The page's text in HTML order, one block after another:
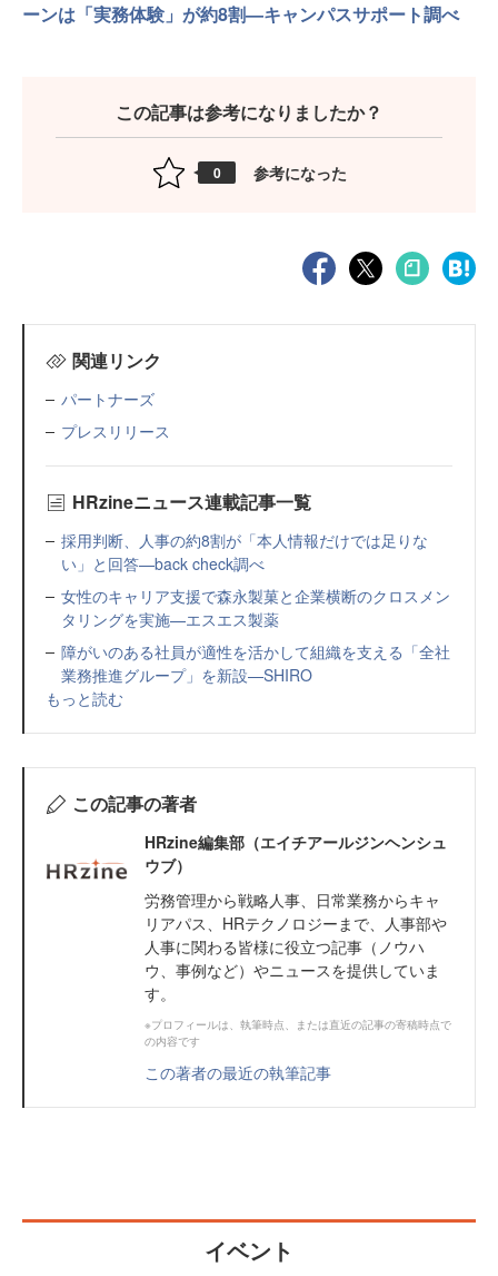
ーンは「実務体験」が約8割—キャンパスサポート調べ
この記事は参考になりましたか？
0 参考になった
関連リンク
パートナーズ
プレスリリース
HRzineニュース連載記事一覧
採用判断、人事の約8割が「本人情報だけでは足りな
い」と回答—back check調べ
女性のキャリア支援で森永製菓と企業横断のクロスメン
タリングを実施—エスエス製薬
障がいのある社員が適性を活かして組織を支える「全社
業務推進グループ」を新設—SHIRO
もっと読む
この記事の著者
HRzine編集部（エイチアールジンヘンシュ
ウブ）
労務管理から戦略人事、日常業務からキャ
リアパス、HRテクノロジーまで、人事部や
人事に関わる皆様に役立つ記事（ノウハ
ウ、事例など）やニュースを提供していま
す。
※プロフィールは、執筆時点、または直近の記事の寄稿時点で
の内容です
この著者の最近の執筆記事
イベント